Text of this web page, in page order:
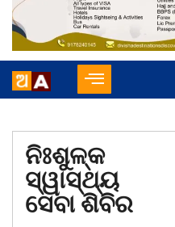
ନିଃଶୁଳ୍କ
ସ୍ୱାସ୍ଥ୍ୟ
ସେବା ଶିବିର